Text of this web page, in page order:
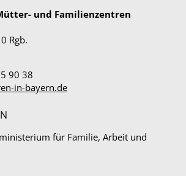
und Familienzentren
Rgb.
90 38
in-bayern.de
für Familie, Arbeit und